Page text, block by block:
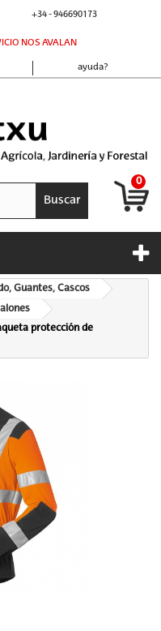
+34 - 946690173
NOS AVALAN
ayuda?
Buscar
0
Guantes, Cascos
protección de